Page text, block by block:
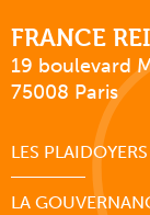
FRANCE
19 boulevard
75008 Paris
LES PLAIDOYERS
LA